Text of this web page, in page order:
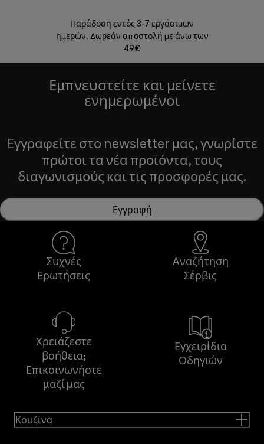
Παράδοση εντός 3-7 εργάσιμων
ημερών. Δωρεάν αποστολή με άνω των
49€
Εμπνευστείτε και μείνετε
ενημερωμένοι
Εγγραφείτε στο newsletter μας, γνωρίστε
πρώτοι τα νέα προϊόντα, τους
διαγωνισμούς και τις προσφορές μας.
Εγγραφή
Συχνές
Ερωτήσεις
Αναζήτηση
Σέρβις
Χρειάζεστε
βοήθεια;
Επικοινωνήστε
μαζί μας
Εγχειρίδια
Οδηγιών
Κουζίνα